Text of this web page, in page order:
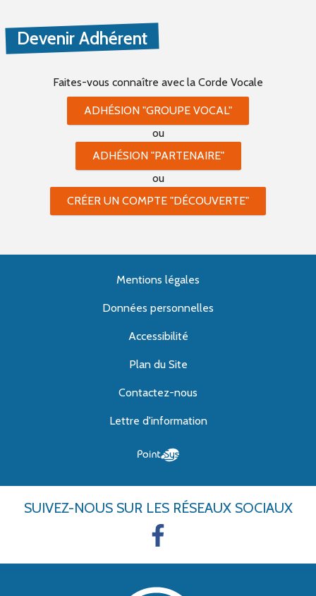
Devenir Adhérent
Faites-vous connaître avec la Corde Vocale
ADHÉSION "GROUPE VOCAL"
ou
ADHÉSION "PARTENAIRE"
ou
CRÉER UN COMPTE "DÉCOUVERTE"
Mentions légales
Données personnelles
Accessibilité
Plan du Site
Contactez-nous
Lettre d'information
SUIVEZ-NOUS SUR LES RÉSEAUX SOCIAUX